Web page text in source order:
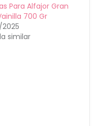
Para Alfajor Gran
700 Gr
similar